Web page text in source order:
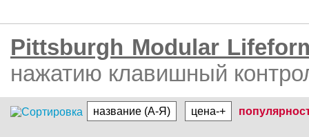
Pittsburgh Modular
нажатию клавишный
название (А-Я) цена-+